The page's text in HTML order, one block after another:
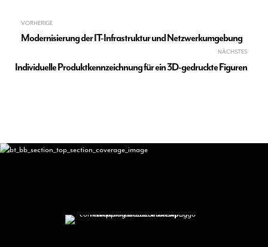
Beitragsnavigation
VORHERIGE
Modernisierung der IT-Infrastruktur und Netzwerkumgebung
NÄCHSTES
Individuelle Produktkennzeichnung für ein 3D-gedruckte Figuren